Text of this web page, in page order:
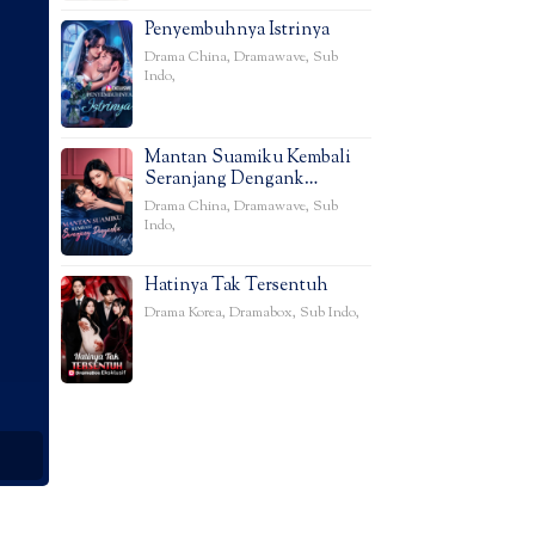
Penyembuhnya Istrinya
Drama China, Dramawave, Sub
Indo,
Mantan Suamiku Kembali
Seranjang Dengank…
Drama China, Dramawave, Sub
Indo,
Hatinya Tak Tersentuh
Drama Korea, Dramabox, Sub Indo,